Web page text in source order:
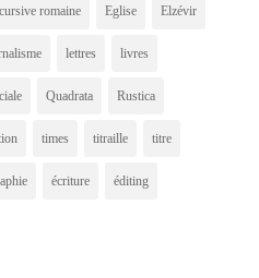
cursive romaine Eglise Elzévir
lettres livres
Quadrata Rustica
times titraille titre
écriture éditing